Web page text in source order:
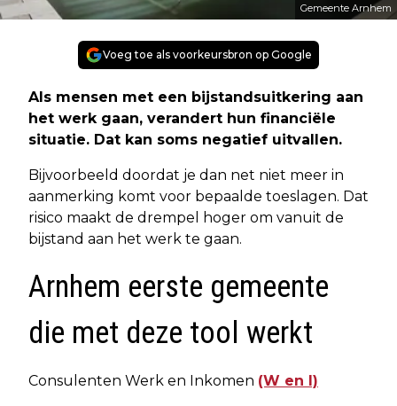
Gemeente Arnhem
Voeg toe als voorkeursbron op Google
Als mensen met een bijstandsuitkering aan
het werk gaan, verandert hun financiële
situatie. Dat kan soms negatief uitvallen.
Bijvoorbeeld doordat je dan net niet meer in
aanmerking komt voor bepaalde toeslagen. Dat
risico maakt de drempel hoger om vanuit de
bijstand aan het werk te gaan.
Arnhem eerste gemeente
die met deze tool werkt
Consulenten Werk en Inkomen (W en I)